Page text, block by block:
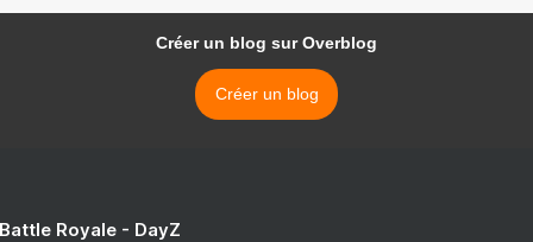
Créer un blog sur Overblog
Créer un blog
Royale - DayZ